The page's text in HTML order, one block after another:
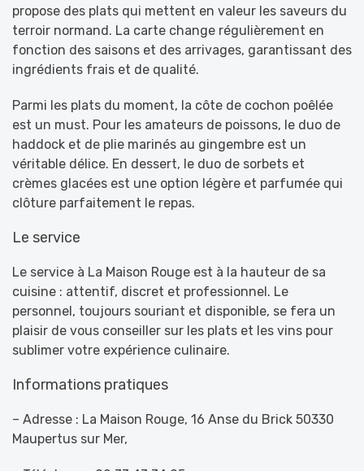
propose des plats qui mettent en valeur les saveurs du
terroir normand. La carte change régulièrement en
fonction des saisons et des arrivages, garantissant des
ingrédients frais et de qualité.
Parmi les plats du moment, la côte de cochon poêlée
est un must. Pour les amateurs de poissons, le duo de
haddock et de plie marinés au gingembre est un
véritable délice. En dessert, le duo de sorbets et
crèmes glacées est une option légère et parfumée qui
clôture parfaitement le repas.
Le service
Le service à La Maison Rouge est à la hauteur de sa
cuisine : attentif, discret et professionnel. Le
personnel, toujours souriant et disponible, se fera un
plaisir de vous conseiller sur les plats et les vins pour
sublimer votre expérience culinaire.
Informations pratiques
– Adresse : La Maison Rouge, 16 Anse du Brick 50330
Maupertus sur Mer,